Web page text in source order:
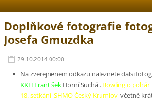
Doplňkové fotografie
Josefa Gmuzdka
29.10.2014 00:00
Na zveřejněném odkazu naleznete další
KKH František Horní Suchá . Bowling o pohár
18. setkání SHMO Český Krumlov včetně